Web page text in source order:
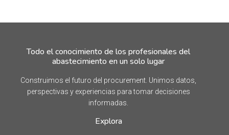
Todo el conocimiento de los profesionales del
abastecimiento en un solo lugar
Construimos el futuro del procurement. Unimos datos,
perspectivas y experiencias para tomar decisiones
informadas.
Explora